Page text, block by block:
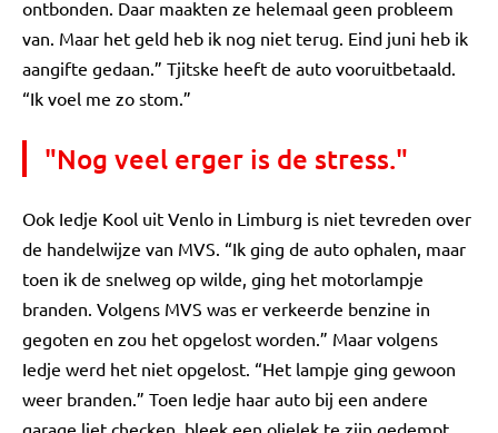
ontbonden. Daar maakten ze helemaal geen probleem
van. Maar het geld heb ik nog niet terug. Eind juni heb ik
aangifte gedaan.” Tjitske heeft de auto vooruitbetaald.
“Ik voel me zo stom.”
"Nog veel erger is de stress."
Ook Iedje Kool uit Venlo in Limburg is niet tevreden over
de handelwijze van MVS. “Ik ging de auto ophalen, maar
toen ik de snelweg op wilde, ging het motorlampje
branden. Volgens MVS was er verkeerde benzine in
gegoten en zou het opgelost worden.” Maar volgens
Iedje werd het niet opgelost. “Het lampje ging gewoon
weer branden.” Toen Iedje haar auto bij een andere
garage liet checken, bleek een olielek te zijn gedempt